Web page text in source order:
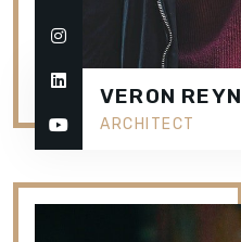
VERON REYN
ARCHITECT